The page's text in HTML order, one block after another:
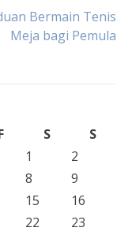
Bermain Tenis
Meja bagi Pemula
S
S
1
2
8
9
15
16
22
23